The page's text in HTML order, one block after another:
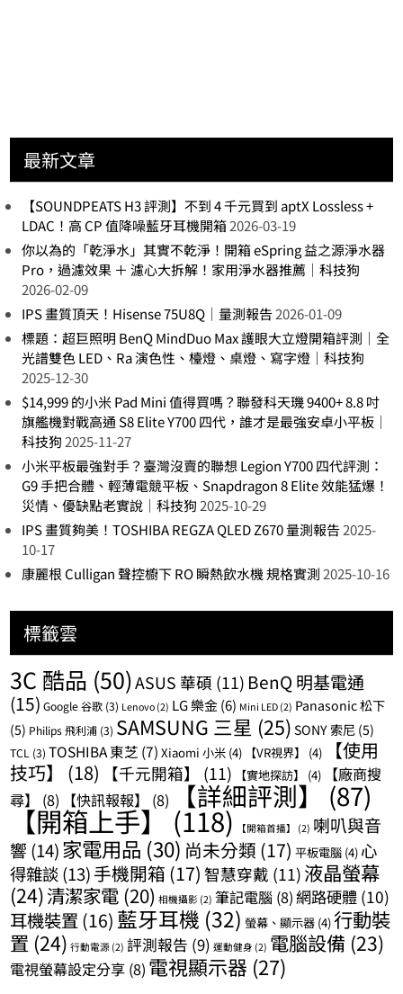
最新文章
【SOUNDPEATS H3 評測】不到 4 千元買到 aptX Lossless +
LDAC！高 CP 值降噪藍牙耳機開箱2026-03-19
你以為的「乾淨水」其實不乾淨！開箱 eSpring 益之源淨水器
Pro，過濾效果 ＋ 濾心大拆解！家用淨水器推薦｜科技狗
2026-02-09
IPS 畫質頂天！Hisense 75U8Q｜量測報告2026-01-09
標題：超巨照明 BenQ MindDuo Max 護眼大立燈開箱評測｜全
光譜雙色 LED、Ra 演色性、檯燈、桌燈、寫字燈｜科技狗
2025-12-30
$14,999 的小米 Pad Mini 值得買嗎？聯發科天璣 9400+ 8.8 吋
旗艦機對戰高通 S8 Elite Y700 四代，誰才是最強安卓小平板｜
科技狗 2025-11-27
小米平板最強對手？臺灣沒賣的聯想 Legion Y700 四代評測：
G9 手把合體、輕薄電競平板、Snapdragon 8 Elite 效能猛爆！
災情、優缺點老實說｜科技狗 2025-10-29
IPS 畫質夠美！TOSHIBA REGZA QLED Z670 量測報告2025-
10-17
康麗根 Culligan 聲控櫥下 RO 瞬熱飲水機 規格實測 2025-10-16
標籤雲
3C 酷品 (50)ASUS 華碩 (11) BenQ 明基電通
(15) Google 谷歌 (3) Lenovo (2) LG 樂金(6) Mini LED (2) Panasonic 松下
(5) Philips 飛利浦 (3) SAMSUNG 三星 (25) SONY 索尼 (5)
TCL (3) TOSHIBA 東芝 (7) Xiaomi 小米 (4) 【VR視界】 (4)
【使用
技巧】
(18) 【千元開箱】 (11) 【實地探訪】 (4)
【廠商搜
尋】
(8) 【快訊報報】 (8) 【詳細評測】 (87)
【開箱上手】(118) 【開箱首播】 (2) 喇叭與音
響 (14)家電用品 (30) 尚未分類 (17) 平板電腦 (4) 心
得雜談 (13)手機開箱 (17) 智慧穿戴 (11) 液晶螢幕
(24)清潔家電 (20) 相機攝影 (2) 筆記電腦 (8)網路硬體 (10)
耳機裝置 (16) 藍牙耳機 (32) 螢幕、顯示器 (4)行動裝
置 (24) 行動電源 (2) 評測報告 (9) 運動健身 (2) 電腦設備 (23)
電視螢幕設定分享 (8) 電視顯示器 (27)